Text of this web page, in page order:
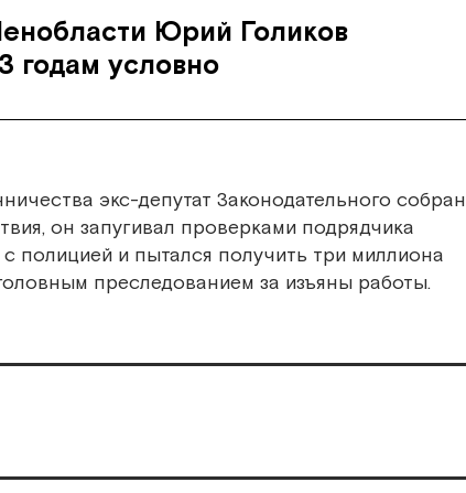
Юрий Голиков
годам условно
экс-депутат Законодательного
он запугивал проверками подрядчика
полицией и пытался получить три миллиона
преследованием за изъяны работы.